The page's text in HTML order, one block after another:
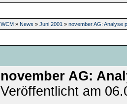
WCM» News » Juni 2001 » november AG: Analyse
november AG:
Veröffentlicht am